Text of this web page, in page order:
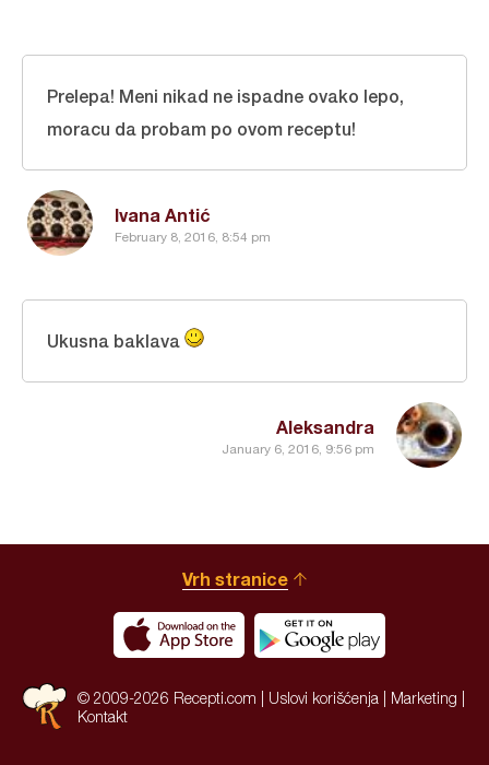
Ivana Antić
February 8, 2016, 8:54 pm
Prelepa! Meni nikad ne ispadne ovako lepo,
moracu da probam po ovom receptu!
Aleksandra
January 6, 2016, 9:56 pm
Ukusna baklava
Vrh stranice
© 2009-2026 Recepti.com | Uslovi korišćenja Marketing
Kontakt